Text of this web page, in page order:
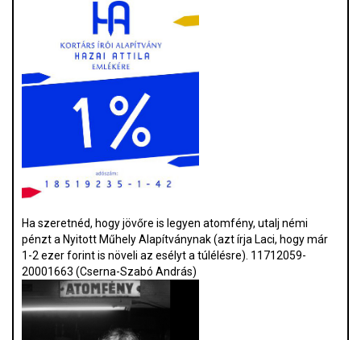
Ha szeretnéd, hogy jövőre is legyen atomfény, utalj némi
pénzt a Nyitott Műhely Alapítványnak (azt írja Laci, hogy már
1-2 ezer forint is növeli az esélyt a túlélésre). 11712059-
20001663 (Cserna-Szabó András)